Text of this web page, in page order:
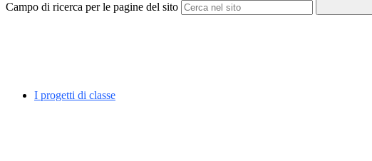
Campo di ricerca per le pagine del sito
I progetti di classe